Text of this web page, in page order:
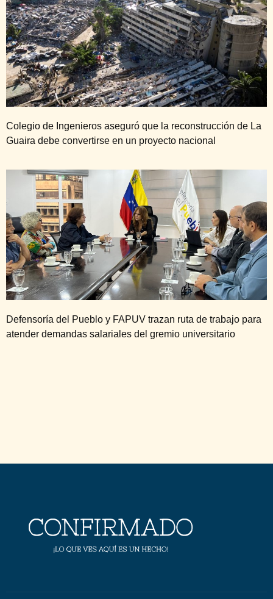
Colegio de Ingenieros aseguró que la reconstrucción de La
Guaira debe convertirse en un proyecto nacional
Defensoría del Pueblo y FAPUV trazan ruta de trabajo para
atender demandas salariales del gremio universitario